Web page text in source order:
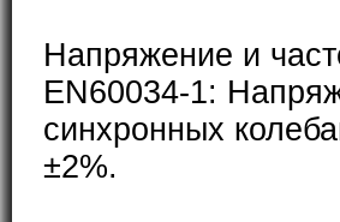
Напряжение и
EN60034-1:
синхронных
±2%.